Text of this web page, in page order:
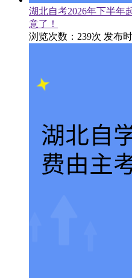
湖北自考2026年下半年
意了！
浏览次数：239次 发布